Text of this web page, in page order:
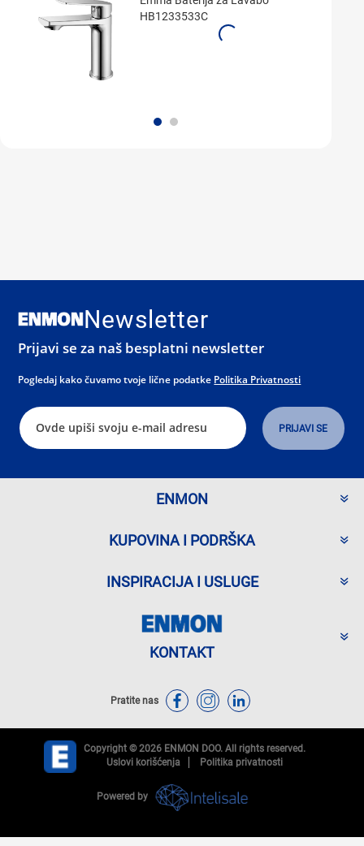
HB1233533C
Newsletter
Prijavi se za naš besplatni newsletter
Pogledaj kako čuvamo tvoje lične podatke Politika Privatnosti
ENMON
KUPOVINA I PODRŠKA
INSPIRACIJA I USLUGE
KONTAKT
Pratite nas
Copyright © 2026 ENMON DOO. All rights reserved.
Uslovi korišćenja
Politika privatnosti
Powered by